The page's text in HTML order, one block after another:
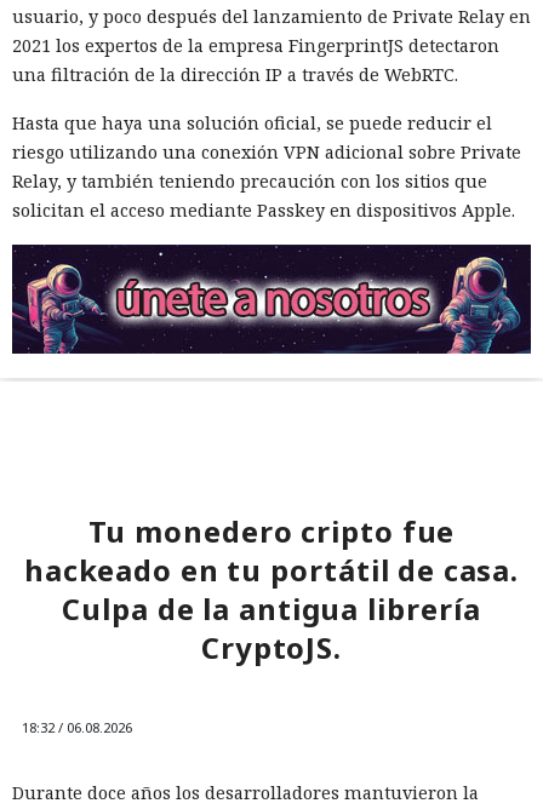
usuario, y poco después del lanzamiento de Private Relay en
2021 los expertos de la empresa FingerprintJS detectaron
una filtración de la dirección IP a través de WebRTC.
Hasta que haya una solución oficial, se puede reducir el
riesgo utilizando una conexión VPN adicional sobre Private
Relay, y también teniendo precaución con los sitios que
solicitan el acceso mediante Passkey en dispositivos Apple.
Tu monedero cripto fue
hackeado en tu portátil de casa.
Culpa de la antigua librería
CryptoJS.
18:32 / 06.08.2026
Durante doce años los desarrolladores mantuvieron la